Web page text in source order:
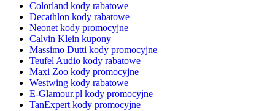
Colorland kody rabatowe
Decathlon kody rabatowe
Neonet kody promocyjne
Calvin Klein kupony
Massimo Dutti kody promocyjne
Teufel Audio kody rabatowe
Maxi Zoo kody promocyjne
Westwing kody rabatowe
E-Glamour.pl kody promocyjne
TanExpert kody promocyjne